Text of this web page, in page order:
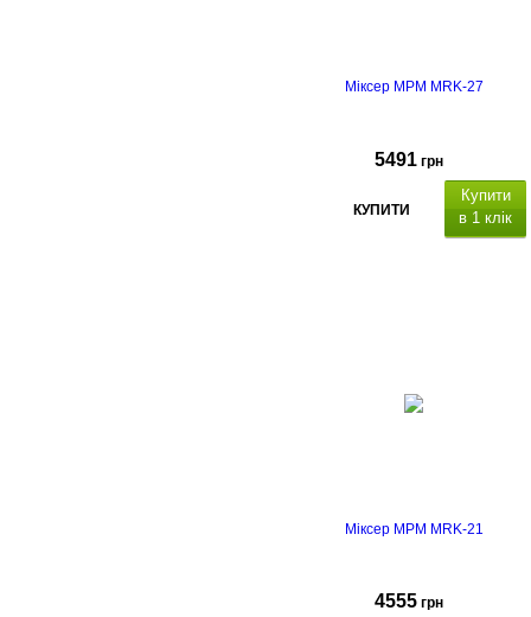
Міксер MPM MRK-27
5491 грн
КУПИТИ
Купити
в 1 клік
Міксер MPM MRK-21
4555 грн